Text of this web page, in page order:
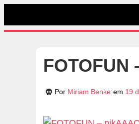
FOTOFUN
Por Miriam Benke em 19